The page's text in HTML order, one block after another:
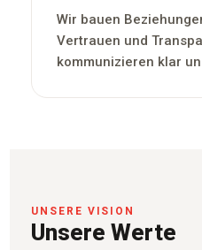
Wir bauen
Vertrauen und
kommunizieren klar
UNSERE VISION
Unsere Werte